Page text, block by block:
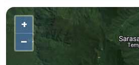
+
–